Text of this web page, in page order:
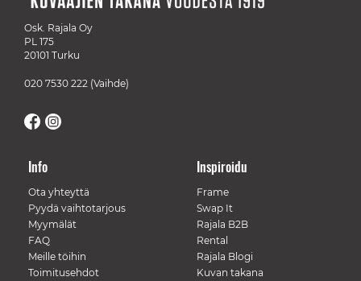
Osk. Rajala Oy
PL 175
20101 Turku
020 7530 222 (Vaihde)
Info
Ota yhteyttä
Pyydä vaihtotarjous
Myymälät
FAQ
Meille töihin
Toimitusehdot
Inspiroidu
Frame
Swap It
Rajala B2B
Rental
Rajala Blogi
Kuvan takana